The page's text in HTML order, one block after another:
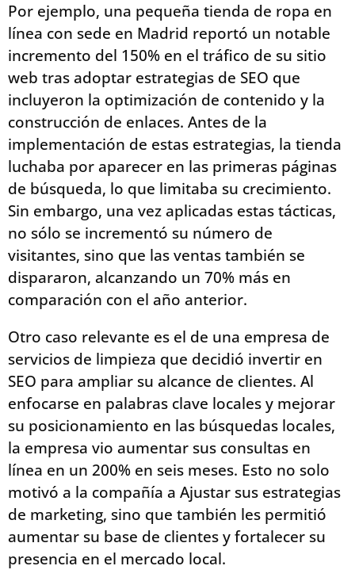
Por ejemplo, una pequeña tienda de ropa en
línea con sede en Madrid reportó un notable
incremento del 150% en el tráfico de su sitio
web tras adoptar estrategias de SEO que
incluyeron la optimización de contenido y la
construcción de enlaces. Antes de la
implementación de estas estrategias, la tienda
luchaba por aparecer en las primeras páginas
de búsqueda, lo que limitaba su crecimiento.
Sin embargo, una vez aplicadas estas tácticas,
no sólo se incrementó su número de
visitantes, sino que las ventas también se
dispararon, alcanzando un 70% más en
comparación con el año anterior.
Otro caso relevante es el de una empresa de
servicios de limpieza que decidió invertir en
SEO para ampliar su alcance de clientes. Al
enfocarse en palabras clave locales y mejorar
su posicionamiento en las búsquedas locales,
la empresa vio aumentar sus consultas en
línea en un 200% en seis meses. Esto no solo
motivó a la compañía a Ajustar sus estrategias
de marketing, sino que también les permitió
aumentar su base de clientes y fortalecer su
presencia en el mercado local.